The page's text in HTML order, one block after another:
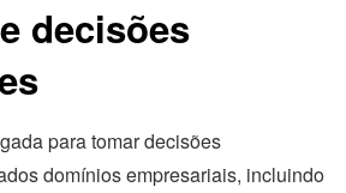
decisões
para tomar decisões
domínios empresariais, incluindo